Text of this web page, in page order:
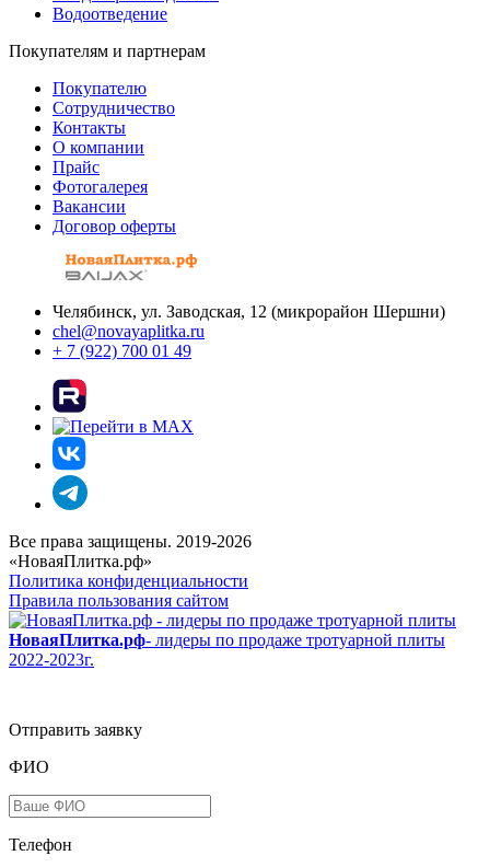
Водоотведение
Покупателям и партнерам
Покупателю
Сотрудничество
Контакты
О компании
Прайс
Фотогалерея
Вакансии
Договор оферты
Челябинск, ул. Заводская, 12 (микрорайон Шершни)
chel@novayaplitka.ru
+ 7 (922) 700 01 49
Все права защищены. 2019-2026
«НоваяПлитка.рф»
Политика конфиденциальности
Правила пользования сайтом
НоваяПлитка.рф- лидеры по продаже тротуарной плиты
2022-2023г.
Отправить заявку
ФИО
Телефон